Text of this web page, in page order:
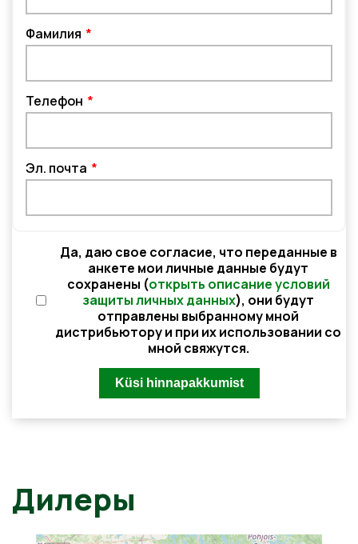
Фамилия
Телефон
Эл. почта
Да, даю свое согласие, что переданные в
анкете мои личные данные будут
сохранены (открыть описание условий
защиты личных данных), они будут
отправлены выбранному мной
дистрибьютору и при их использовании со
мной свяжутся.
Дилеры